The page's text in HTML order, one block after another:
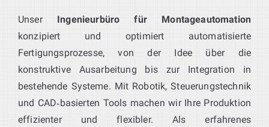
Unser Ingenieurbüro für Montageautomation
konzipiert und optimiert automatisierte
Fertigungsprozesse, von der Idee über die
konstruktive Ausarbeitung bis zur Integration in
bestehende Systeme. Mit Robotik, Steuerungstechnik
und CAD‑basierten Tools machen wir Ihre Produktion
effizienter und flexibler. Als erfahrenes